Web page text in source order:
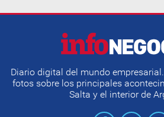
Diario digital del mundo
fotos sobre los principales
Salta y el interior de